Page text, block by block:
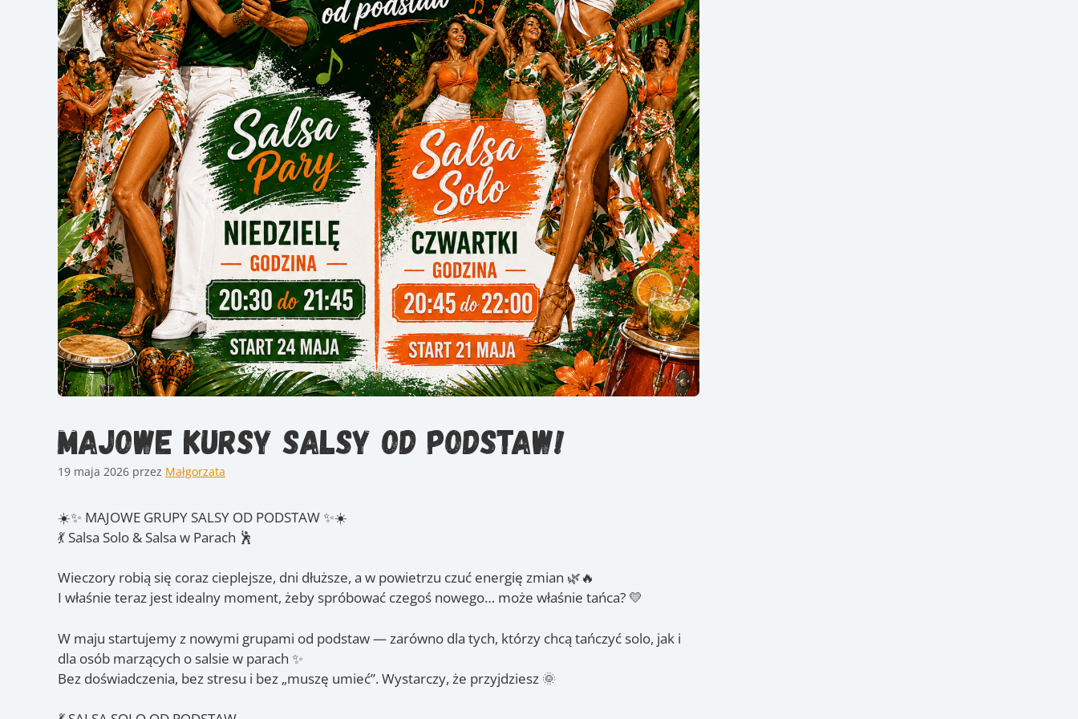
Majowe kursy salsy od podstaw!
19 maja 2026 przez Małgorzata
☀️✨ MAJOWE GRUPY SALSY OD PODSTAW ✨☀️
💃 Salsa Solo & Salsa w Parach 🕺
Wieczory robią się coraz cieplejsze, dni dłuższe, a w powietrzu czuć energię zmian 🌿🔥
I właśnie teraz jest idealny moment, żeby spróbować czegoś nowego… może właśnie tańca? 💛
W maju startujemy z nowymi grupami od podstaw — zarówno dla tych, którzy chcą tańczyć solo, jak i
dla osób marzących o salsie w parach ✨
Bez doświadczenia, bez stresu i bez „muszę umieć”. Wystarczy, że przyjdziesz 🌞